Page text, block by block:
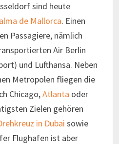
sind heute
de Mallorca. Einen
Passagiere, nämlich
Air Berlin
und Lufthansa. Neben
Metropolen fliegen die
Chicago,Atlanta oder
Zielen gehören
in Dubai sowie
Flughafen ist aber